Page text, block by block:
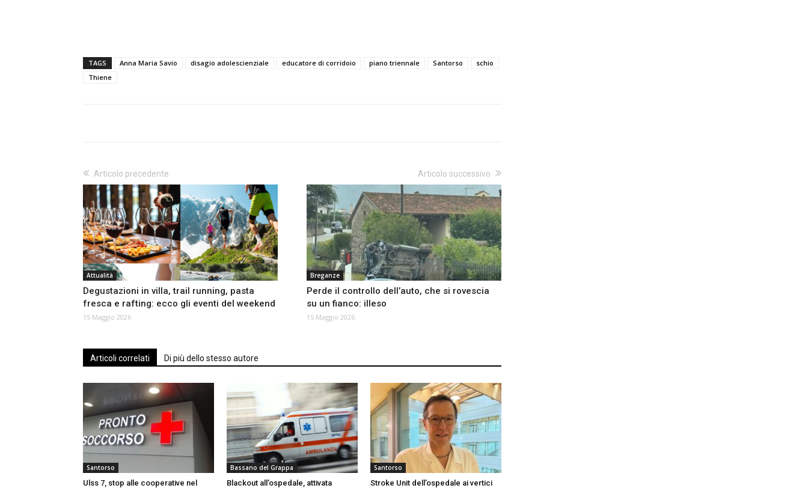
TAGS Anna Maria Savio disagio adolescienziale educatore di corridoio piano triennale Santorso
schio
Thiene
Articolo precedente
Attualità
Degustazioni in villa, trail running, pasta
fresca e rafting: ecco gli eventi del weekend
15 Maggio 2026
Articolo successivo
Breganze
Perde il controllo dell’auto, che si rovescia
su un fianco: illeso
15 Maggio 2026
Articoli correlati Di più dello stesso autore
Santorso
Ulss 7, stop alle cooperative nel
Bassano del Grappa
Blackout all’ospedale, attivata
Santorso
Stroke Unit dell’ospedale ai vertici